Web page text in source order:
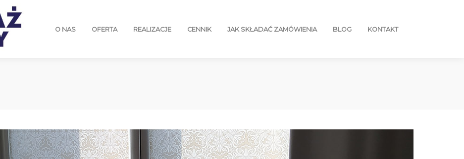
O NAS OFERTA REALIZACJE CENNIK JAK SKŁADAĆ ZAMÓWIENIA BLOG KONTAKT